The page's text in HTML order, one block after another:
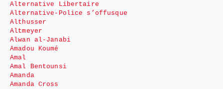
Alternative Libertaire
Alternative-Police s’offusque
Althusser
Altmeyer
Alwan al-Janabi
Amadou Koumé
Amal
Amal Bentounsi
Amanda
Amanda Cross